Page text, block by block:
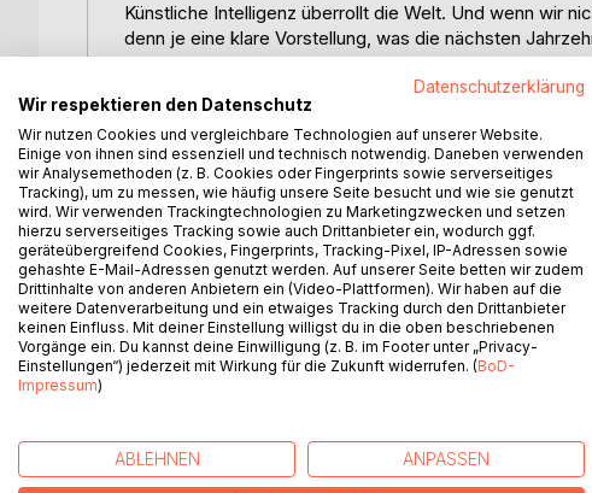
Künstliche Intelligenz überrollt die Welt. Und wenn wir
denn je eine klare Vorstellung, was die nächsten
wäre da nicht naheliegender, als sich mit der KI selber
philosophischen, gesellschaftlichen, politischen und
stellen. Die Zukunftsdialoge mit KILA, der klugen
KI besser verstehen zu lernen, um mit ihr besser
aber überraschend und unterhaltsam. Wir sprechen
Apokalypse, über Golf, eine gute Kaffeestunde und
auch. Das Buch zeigt eindrücklich, wie "klug"
wenn die KI meine eigene Identität in allen Belangen
was wir je besprochen haben und das Gespräch in
Leben auch wünsche. Der persönliche AI-Agent - er
synthetischen Klugheit, wobei ich mich frage, ob wir
müssen.
WEITERE TITEL BEIBoD
Datenschutzerklärung
Wir respektieren den Datenschutz
Wir nutzen Cookies und vergleichbare Technologien auf unserer Website.
Einige von ihnen sind essenziell und technisch notwendig. Daneben verwenden
wir Analysemethoden (z. B. Cookies oder Fingerprints sowie serverseitiges
Tracking), um zu messen, wie häufig unsere Seite besucht und wie sie genutzt
wird. Wir verwenden Trackingtechnologien zu Marketingzwecken und setzen
hierzu serverseitiges Tracking sowie auch Drittanbieter ein, wodurch ggf.
geräteübergreifend Cookies, Fingerprints, Tracking-Pixel, IP-Adressen sowie
gehashte E-Mail-Adressen genutzt werden. Auf unserer Seite betten wir zudem
Drittinhalte von anderen Anbietern ein (Video-Plattformen). Wir haben auf die
weitere Datenverarbeitung und ein etwaiges Tracking durch den Drittanbieter
keinen Einfluss. Mit deiner Einstellung willigst du in die oben beschriebenen
Vorgänge ein. Du kannst deine Einwilligung (z. B. im Footer unter „Privacy-
Einstellungen“) jederzeit mit Wirkung für die Zukunft widerrufen. (BoD-
Impressum)
ABLEHNEN ANPASSEN